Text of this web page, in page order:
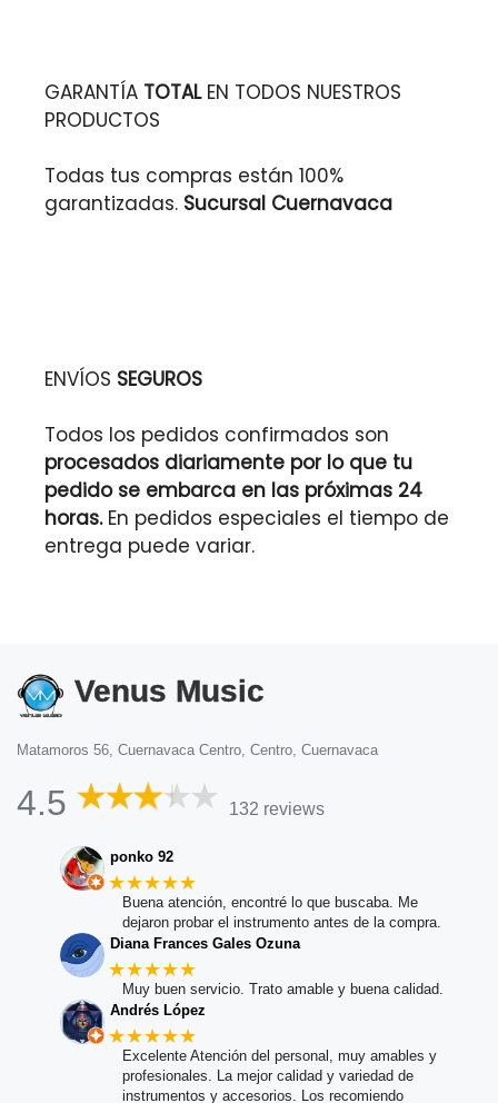
GARANTÍA TOTALEN TODOS NUESTROS
PRODUCTOS
Todas tus compras están 100%
garantizadas. Sucursal Cuernavaca
ENVÍOS SEGUROS
Todos los pedidos confirmados son
procesados diariamente por lo que tu
pedido se embarca en las próximas 24
horas.En pedidos especiales el tiempo de
entrega puede variar.
Venus Music
Matamoros 56, Cuernavaca Centro, Centro, Cuernavaca
4.5 132 reviews
ponko 92
★★★★★
Buena atención, encontré lo que buscaba. Me
dejaron probar el instrumento antes de la compra.
Diana Frances Gales Ozuna
★★★★★
Muy buen servicio. Trato amable y buena calidad.
Andrés López
★★★★★
Excelente Atención del personal, muy amables y
profesionales. La mejor calidad y variedad de
instrumentos y accesorios. Los recomiendo